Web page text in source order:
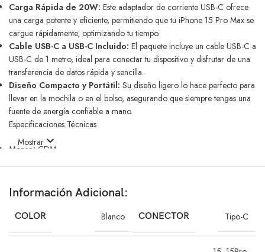
Carga Rápida de 20W: Este adaptador de corriente USB-C ofrece
una carga potente y eficiente, permitiendo que tu iPhone 15 Pro Max se
cargue rápidamente, optimizando tu tiempo.
Cable USB-C a USB-C Incluido: El paquete incluye un cable USB-C a
USB-C de 1 metro, ideal para conectar tu dispositivo y disfrutar de una
transferencia de datos rápida y sencilla.
Diseño Compacto y Portátil: Su diseño ligero lo hace perfecto para
llevar en la mochila o en el bolso, asegurando que siempre tengas una
fuente de energía confiable a mano.
Especificaciones Técnicas
Marca: CDM
Tipo de Conector: USB-C a USB-C
Beneficios Clave
Carga Segura y Eficiente:Equipado con tecnología avanzada que
Mostrar
Información Adicional:
COLOR Blanco CONECTOR Tipo-C